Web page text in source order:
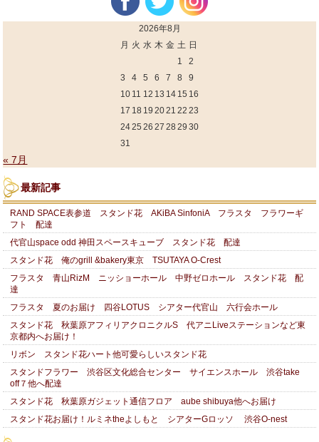
2026年8月
月 火 水 木 金 土 日
1
2
3
4 5 6 7 8
9
10 11 12 13 14 15 16
17 18 19 2021 22 23
2425 26 27 28 29 30
31
« 7月
最新記事
RAND SPACE表参道 スタンド花 AKiBA SinfoniA フラスタ フラワーギ
フト 配達
代官山space odd 神田スペースキューブ スタンド花 配達
スタンド花 俺のgrill &bakery東京 TSUTAYA O-Crest
フラスタ 青山RizM ニッショーホール 中野ゼロホール スタンド花 配
達
フラスタ 夏のお届け 四谷LOTUS シアター代官山 六行会ホール
スタンド花 秋葉原アフィリアクロニクルS 代アニLiveステーションなど東
京都内へお届け！
リボン スタンド花ハート他可愛らしいスタンド花
スタンドフラワー 渋谷区文化総合センター サイエンスホール 渋谷take
off７他へ配達
スタンド花 秋葉原ガジェット通信フロア aube shibuya他へお届け
スタンド花お届け！ルミネtheよしもと シアターGロッソ 渋谷O-nest